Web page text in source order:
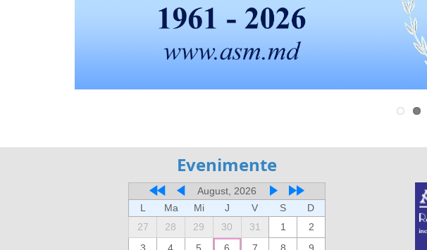
Evenimente
August, 2026
L
Ma Mi J V S
D
27
28 29 30 31 1
2